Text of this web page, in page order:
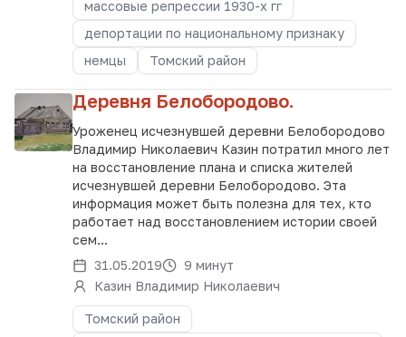
массовые репрессии 1930-х гг
депортации по национальному признаку
немцы
Томский район
Деревня Белобородово.
Уроженец исчезнувшей деревни Белобородово
Владимир Николаевич Казин потратил много лет
на восстановление плана и списка жителей
исчезнувшей деревни Белобородово. Эта
информация может быть полезна для тех, кто
работает над восстановлением истории своей
сем...
31.05.2019
9 минут
Казин Владимир Николаевич
Томский район